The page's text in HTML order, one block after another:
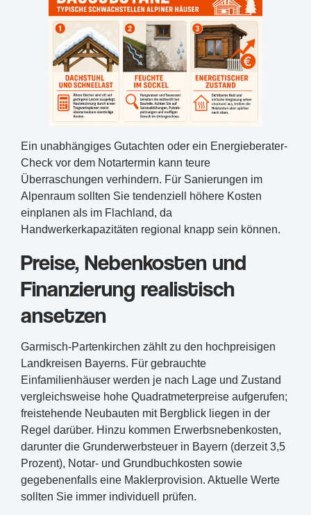
Ein unabhängiges Gutachten oder ein Energieberater-
Check vor dem Notartermin kann teure
Überraschungen verhindern. Für Sanierungen im
Alpenraum sollten Sie tendenziell höhere Kosten
einplanen als im Flachland, da
Handwerkerkapazitäten regional knapp sein können.
Preise, Nebenkosten und
Finanzierung realistisch
ansetzen
Garmisch-Partenkirchen zählt zu den hochpreisigen
Landkreisen Bayerns. Für gebrauchte
Einfamilienhäuser werden je nach Lage und Zustand
vergleichsweise hohe Quadratmeterpreise aufgerufen;
freistehende Neubauten mit Bergblick liegen in der
Regel darüber. Hinzu kommen Erwerbsnebenkosten,
darunter die Grunderwerbsteuer in Bayern (derzeit 3,5
Prozent), Notar- und Grundbuchkosten sowie
gegebenenfalls eine Maklerprovision. Aktuelle Werte
sollten Sie immer individuell prüfen.